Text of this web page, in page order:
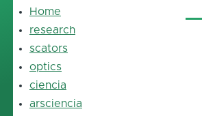
Main
navigation
Home
research
scators
optics
ciencia
arsciencia